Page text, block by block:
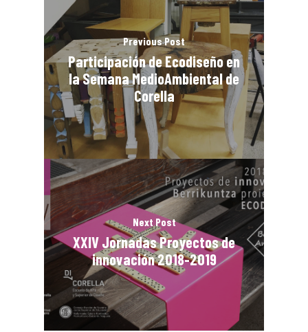
Previous Post
Participación de Ecodiseño en
la Semana MedioAmbiental de
Corella
Next Post
XXIV Jornadas Proyectos de
innovación 2018-2019